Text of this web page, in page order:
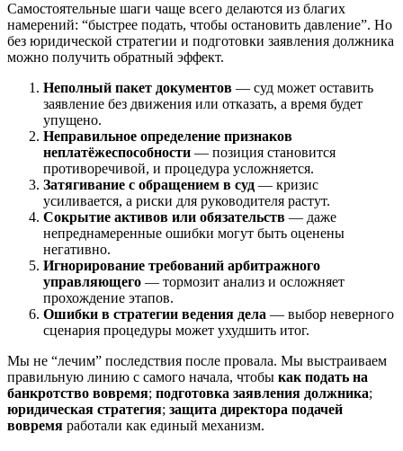
Самостоятельные шаги чаще всего делаются из благих
намерений: “быстрее подать, чтобы остановить давление”. Но
без юридической стратегии и подготовки заявления должника
можно получить обратный эффект.
Неполный пакет документов — суд может оставить
заявление без движения или отказать, а время будет
упущено.
Неправильное определение признаков
неплатёжеспособности — позиция становится
противоречивой, и процедура усложняется.
Затягивание с обращением в суд — кризис
усиливается, а риски для руководителя растут.
Сокрытие активов или обязательств — даже
непреднамеренные ошибки могут быть оценены
негативно.
Игнорирование требований арбитражного
управляющего — тормозит анализ и осложняет
прохождение этапов.
Ошибки в стратегии ведения дела — выбор неверного
сценария процедуры может ухудшить итог.
Мы не “лечим” последствия после провала. Мы выстраиваем
правильную линию с самого начала, чтобы как подать на
банкротство вовремя; подготовка заявления должника;
юридическая стратегия; защита директора подачей
вовремя работали как единый механизм.